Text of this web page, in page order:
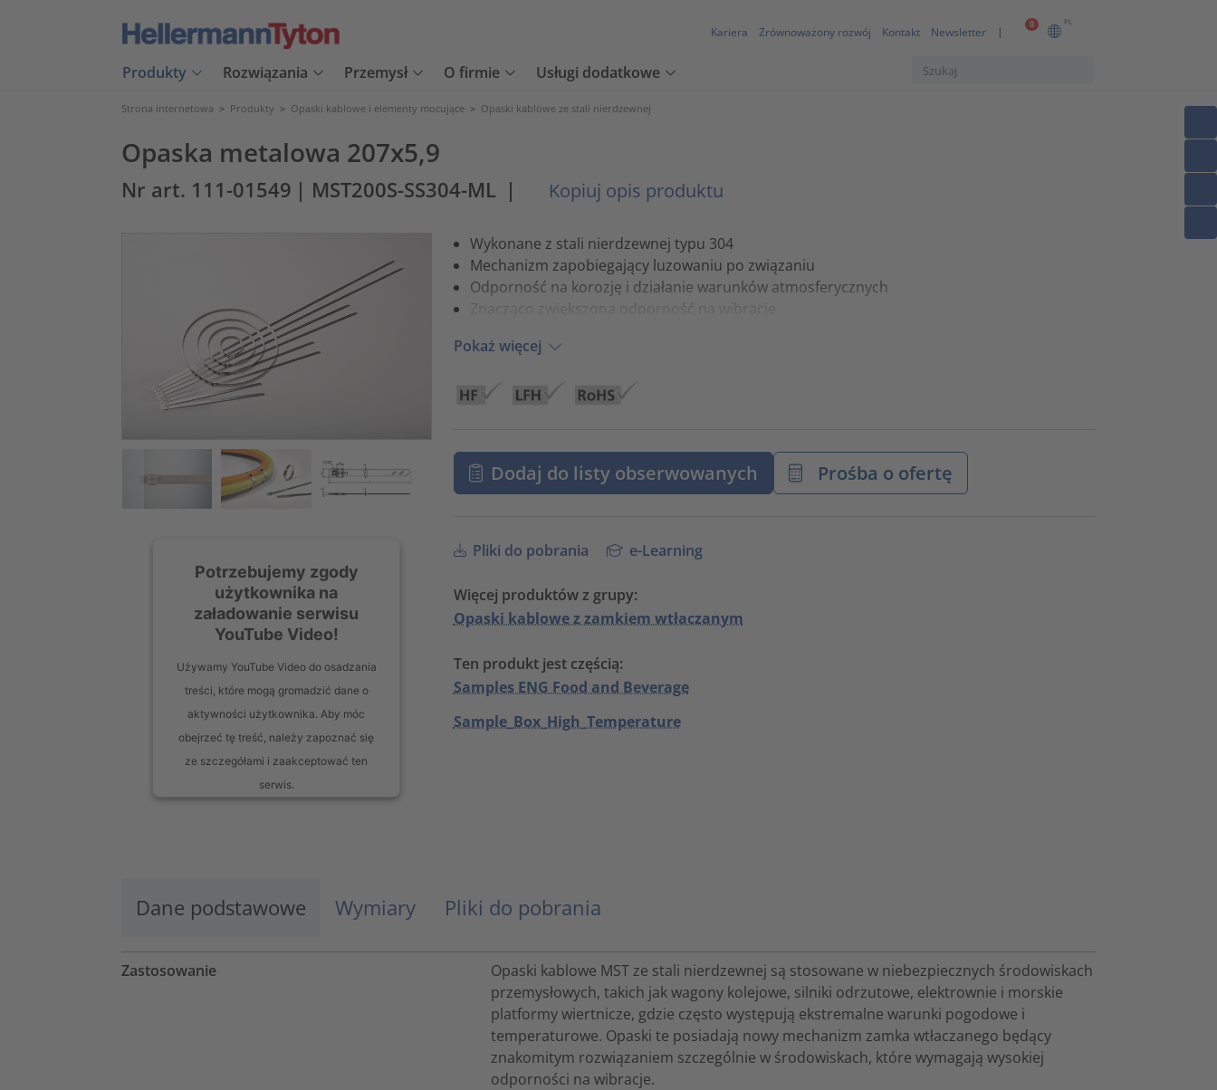
0 PL
Kariera Zrównoważony rozwój Kontakt Newsletter
Produkty Rozwiązania Przemysł O firmie Usługi dodatkowe
Strona internetowa > Produkty > Opaski kablowe i elementy mocujące > Opaski kablowe ze stali nierdzewnej
Opaska metalowa 207x5,9
Nr art. 111-01549 | MST200S-SS304-ML | Kopiuj opis produktu
Potrzebujemy zgody
użytkownika na
załadowanie serwisu
YouTube Video!
Używamy YouTube Video do osadzania
treści, które mogą gromadzić dane o
aktywności użytkownika. Aby móc
obejrzeć tę treść, należy zapoznać się
ze szczegółami i zaakceptować ten
serwis.
powered byUsercentrics Consent
Wykonane z stali nierdzewnej typu 304
Mechanizm zapobiegający luzowaniu po związaniu
Odporność na korozję i działanie warunków atmosferycznych
Znacząco zwiększona odporność na wibracje
Pokaż więcej
Dodaj do listy obserwowanych Prośba o ofertę
Pliki do pobrania e-Learning
Więcej produktów z grupy:
Opaski kablowe z zamkiem wtłaczanym
Ten produkt jest częścią:
Samples ENG Food and Beverage
Sample_Box_High_Temperature
Dane podstawowe Wymiary Pliki do pobrania
Zastosowanie
Opaski kablowe MST ze stali nierdzewnej są stosowane w niebezpiecznych środowiskach
przemysłowych, takich jak wagony kolejowe, silniki odrzutowe, elektrownie i morskie
platformy wiertnicze, gdzie często występują ekstremalne warunki pogodowe i
temperaturowe. Opaski te posiadają nowy mechanizm zamka wtłaczanego będący
znakomitym rozwiązaniem szczególnie w środowiskach, które wymagają wysokiej
odporności na wibracje.